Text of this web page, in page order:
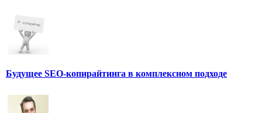
Будущее SEO-копирайтинга в комплексном подходе